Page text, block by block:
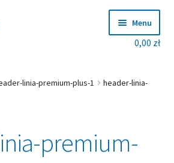
Menu
Rozwiń
Rozwiń
0,00 zł
linia-premium-plus-1
header-linia-
premium-